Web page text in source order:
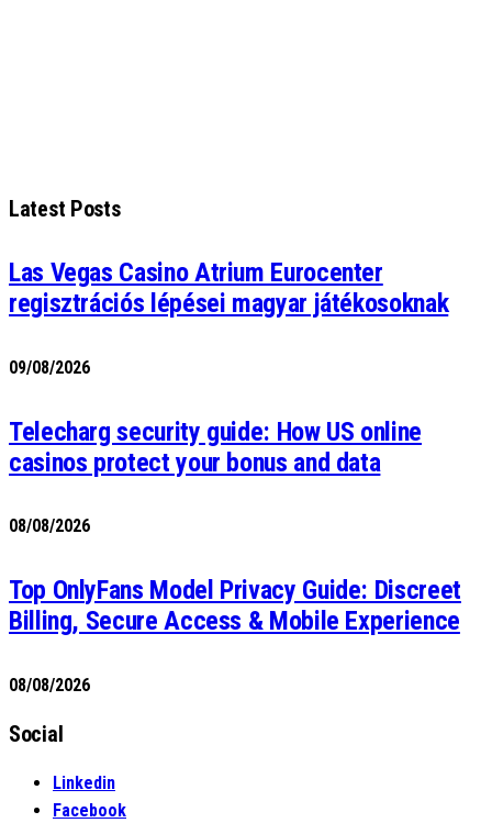
Latest Posts
Las Vegas Casino Atrium Eurocenter
regisztrációs lépései magyar játékosoknak
09/08/2026
Telecharg security guide: How US online
casinos protect your bonus and data
08/08/2026
Top OnlyFans Model Privacy Guide: Discreet
Billing, Secure Access & Mobile Experience
08/08/2026
Social
Linkedin
Facebook